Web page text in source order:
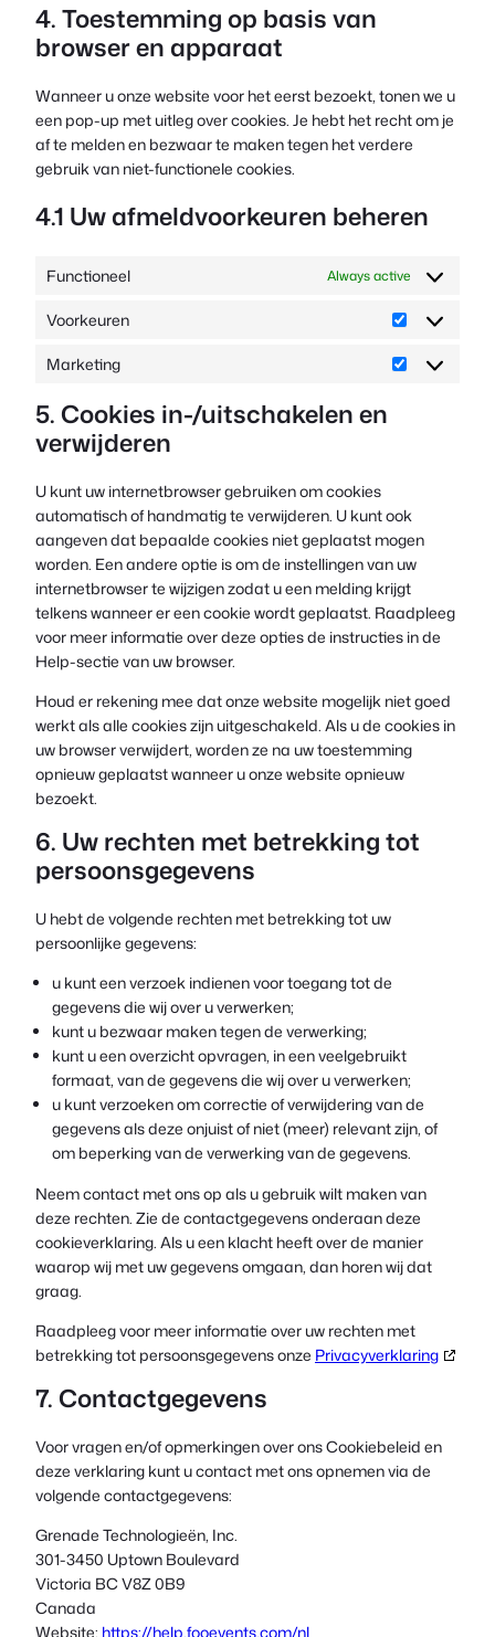
data-
4. Toestemming op basis van
browser en apparaat
Wanneer u onze website voor het eerst bezoekt, tonen we u
een pop-up met uitleg over cookies. Je hebt het recht om je
af te melden en bezwaar te maken tegen het verdere
gebruik van niet-functionele cookies.
4.1 Uw afmeldvoorkeuren beheren
Functioneel Always active
Voorkeuren
Voorkeuren
Marketing
Marketing
5. Cookies in-/uitschakelen en
verwijderen
U kunt uw internetbrowser gebruiken om cookies
automatisch of handmatig te verwijderen. U kunt ook
aangeven dat bepaalde cookies niet geplaatst mogen
worden. Een andere optie is om de instellingen van uw
internetbrowser te wijzigen zodat u een melding krijgt
telkens wanneer er een cookie wordt geplaatst. Raadpleeg
voor meer informatie over deze opties de instructies in de
Help-sectie van uw browser.
Houd er rekening mee dat onze website mogelijk niet goed
werkt als alle cookies zijn uitgeschakeld. Als u de cookies in
uw browser verwijdert, worden ze na uw toestemming
opnieuw geplaatst wanneer u onze website opnieuw
bezoekt.
6. Uw rechten met betrekking tot
persoonsgegevens
U hebt de volgende rechten met betrekking tot uw
persoonlijke gegevens:
u kunt een verzoek indienen voor toegang tot de
gegevens die wij over u verwerken;
kunt u bezwaar maken tegen de verwerking;
kunt u een overzicht opvragen, in een veelgebruikt
formaat, van de gegevens die wij over u verwerken;
u kunt verzoeken om correctie of verwijdering van de
gegevens als deze onjuist of niet (meer) relevant zijn, of
om beperking van de verwerking van de gegevens.
Neem contact met ons op als u gebruik wilt maken van
deze rechten. Zie de contactgegevens onderaan deze
cookieverklaring. Als u een klacht heeft over de manier
waarop wij met uw gegevens omgaan, dan horen wij dat
graag.
Raadpleeg voor meer informatie over uw rechten met
betrekking tot persoonsgegevens onze Privacyverklaring
7. Contactgegevens
Voor vragen en/of opmerkingen over ons Cookiebeleid en
deze verklaring kunt u contact met ons opnemen via de
volgende contactgegevens:
Grenade Technologieën, Inc.
301-3450 Uptown Boulevard
Victoria BC V8Z 0B9
Canada
Website: https://help.fooevents.com/nl